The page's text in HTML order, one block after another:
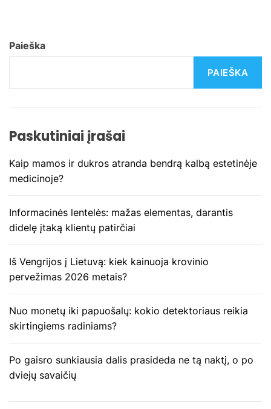
a
c
i
j
a
t
a
r
p
į
r
a
š
ų
Paieška
PAIEŠKA
Paskutiniai įrašai
Kaip mamos ir dukros atranda bendrą kalbą estetinėje
medicinoje?
Informacinės lentelės: mažas elementas, darantis
didelę įtaką klientų patirčiai
Iš Vengrijos į Lietuvą: kiek kainuoja krovinio
pervežimas 2026 metais?
Nuo monetų iki papuošalų: kokio detektoriaus reikia
skirtingiems radiniams?
Po gaisro sunkiausia dalis prasideda ne tą naktį, o po
dviejų savaičių